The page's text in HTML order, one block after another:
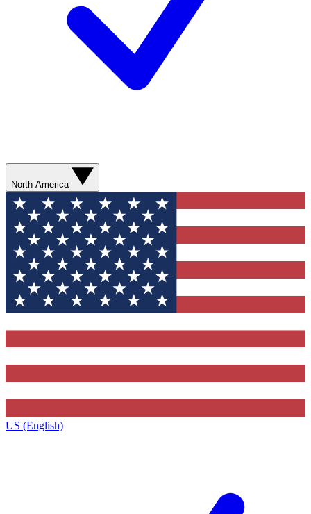
North America
US (English)